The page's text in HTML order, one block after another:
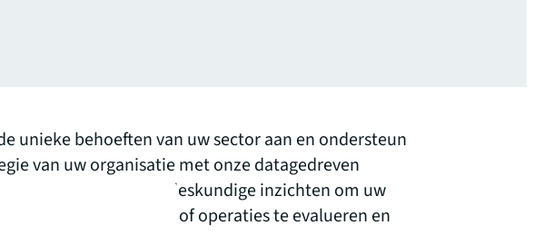
unieke behoeften van uw sector aan en ondersteun
van uw organisatie met onze datagedreven
Ontdek deskundige inzichten om uw
vastgoed of operaties te evalueren en